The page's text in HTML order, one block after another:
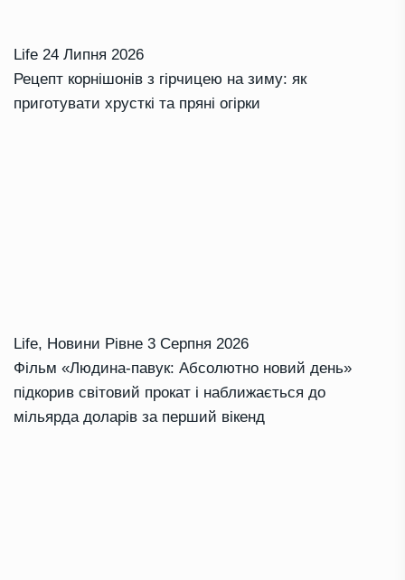
Life 24 Липня 2026
Рецепт корнішонів з гірчицею на зиму: як
приготувати хрусткі та пряні огірки
Life, Новини Рівне 3 Серпня 2026
Фільм «Людина-павук: Абсолютно новий день»
підкорив світовий прокат і наближається до
мільярда доларів за перший вікенд